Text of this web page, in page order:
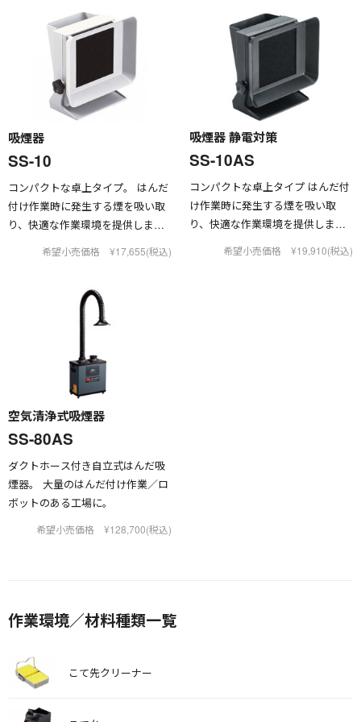
吸煙器
SS-10
コンパクトな卓上タイプ。 はんだ
付け作業時に発生する煙を吸い取
り、快適な作業環境を提供しま
希望小売価格 ¥17,655(税込)
吸煙器 静電対策
SS-10AS
コンパクトな卓上タイプ はんだ付
け作業時に発生する煙を吸い取
り、快適な作業環境を提供しま
希望小売価格 ¥19,910(税込)
空気清浄式吸煙器
SS-80AS
ダクトホース付き自立式はんだ吸
煙器。 大量のはんだ付け作業／ロ
ボットのある工場に。
希望小売価格 ¥128,700(税込)
作業環境／材料種類一覧
こて先クリーナー